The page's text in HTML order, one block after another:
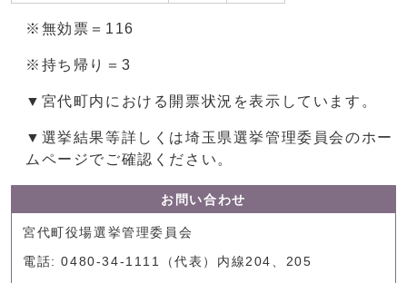
※無効票＝116
※持ち帰り＝3
▼宮代町内における開票状況を表示しています。
▼選挙結果等詳しくは埼玉県選挙管理委員会のホー
ムページでご確認ください。
お問い合わせ
宮代町役場選挙管理委員会
電話: 0480-34-1111（代表）内線204、205